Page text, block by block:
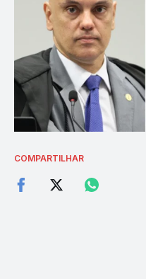
COMPARTILHAR